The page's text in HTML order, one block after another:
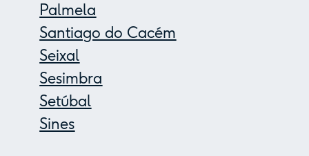
Palmela
Santiago do Cacém
Seixal
Sesimbra
Setúbal
Sines